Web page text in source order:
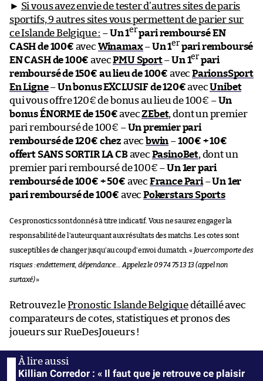
► Si vous avez envie de tester d’autres sites de paris
sportifs, 9 autres sites vous permettent de parier sur
ce Islande Belgique : –Un 1erpari remboursé EN
CASH de 100€ avec Winamax–Un 1er pari remboursé
EN CASH de 100€ avecPMU Sport–Un 1er pari
remboursé de 150€ au lieu de 100€ avec ParionsSport
En Ligne–Un bonus EXCLUSIF de 120€avecUnibet
qui vous offre 120€ de bonus au lieu de 100€ –Un
bonus ÉNORME de 150€avecZEbet, dont un premier
pari remboursé de 100€ –Un premier pari
remboursé de 120€ chez avec bwin –100€ + 10€
offert SANS SORTIR LA CBavec PasinoBet, dont un
premier pari remboursé de 100€ –Un 1er pari
remboursé de 100€ + 50€ avec France Pari–Un 1er
pari remboursé de 100€ avec Pokerstars Sports
Ces pronostics sont donnés à titre indicatif. Vous ne saurez engager la
responsabilité de l’auteur quant aux résultats des matchs. Les cotes sont
susceptibles de changer jusqu’au coup d’envoi du match. « Jouer comporte des
risques : endettement, dépendance… Appelez le 09 74 75 13 13 (appel non
surtaxé)»
Retrouvez lePronostic Islande Belgiquedétaillé avec
comparateurs de cotes, statistiques et pronos des
joueurs sur RueDesJoueurs !
Killian Corredor : « Il faut que je retrouve ce plaisir